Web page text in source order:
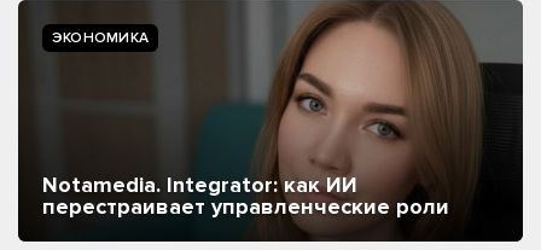
ЭКОНОМИКА
Notamedia. Integrator: как ИИ
перестраивает управленческие роли